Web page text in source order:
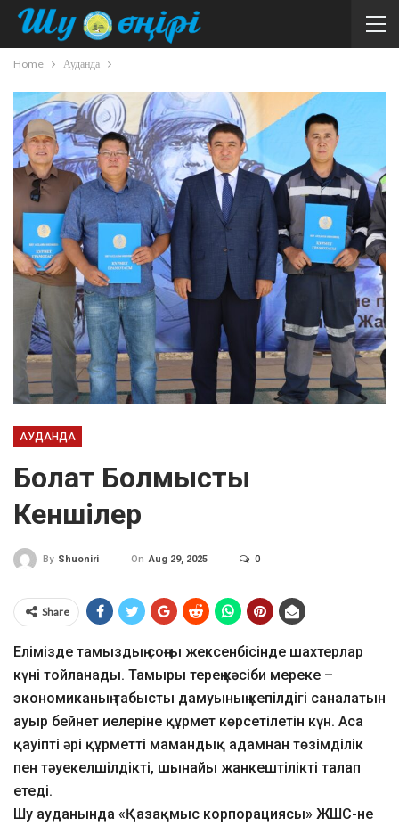
Home Ауданда
АУДАНДА
Болат Болмысты
Кеншілер
By Shuoniri On Aug 29, 2025 0
Share
Елімізде тамыздың соңғы жексенбісінде шахтерлар
күні тойланады. Тамыры терең кәсіби мереке –
экономиканың табысты дамуының кепілдігі саналатын
ауыр бейнет иелеріне құрмет көрсетілетін күн. Аса
қауіпті әрі құрметті мамандық адамнан төзімділік
пен тәуекелшілдікті, шынайы жанкештілікті талап
етеді.
Шу ауданында «Қазақмыс корпорациясы» ЖШС-не